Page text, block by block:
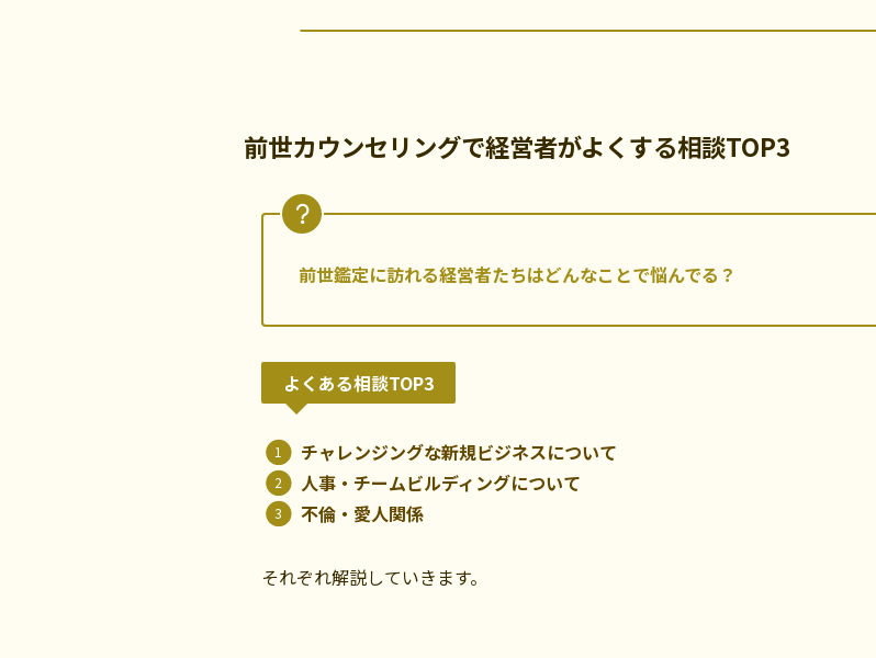
前世カウンセリングで経営者がよくする相談TOP3
前世鑑定に訪れる経営者たちはどんなことで悩んでる？
よくある相談TOP3
チャレンジングな新規ビジネスについて
人事・チームビルディングについて
不倫・愛人関係
それぞれ解説していきます。